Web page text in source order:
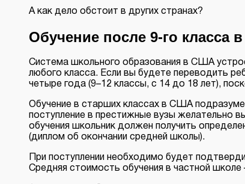
А как дело обстоит в других странах?
Обучение после 9-го класса
Система школьного образования в США
любого класса. Если вы будете переводить
четыре года (9–12 классы, с 14 до 18 лет),
Обучение в старших классах в США
поступление в престижные вузы желательно
обучения школьник должен получить
(диплом об окончании средней школы).
При поступлении необходимо будет
Средняя стоимость обучения в частной школе